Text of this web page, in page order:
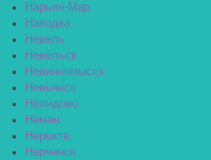
Нарьян-Мар
Находка
Невель
Невельск
Невинномысск
Невьянск
Нелидово
Неман
Нерехта
Нерчинск